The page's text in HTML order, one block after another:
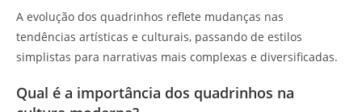
A evolução dos quadrinhos reflete mudanças nas
tendências artísticas e culturais, passando de estilos
simplistas para narrativas mais complexas e diversificadas.
Qual é a importância dos quadrinhos na